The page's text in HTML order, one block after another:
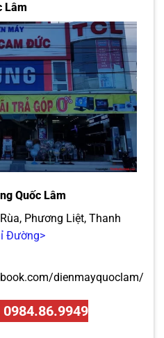
Lâm
Quốc Lâm
Phương Liệt, Thanh
Đường>
dienmayquoclam/
0984.86.9949